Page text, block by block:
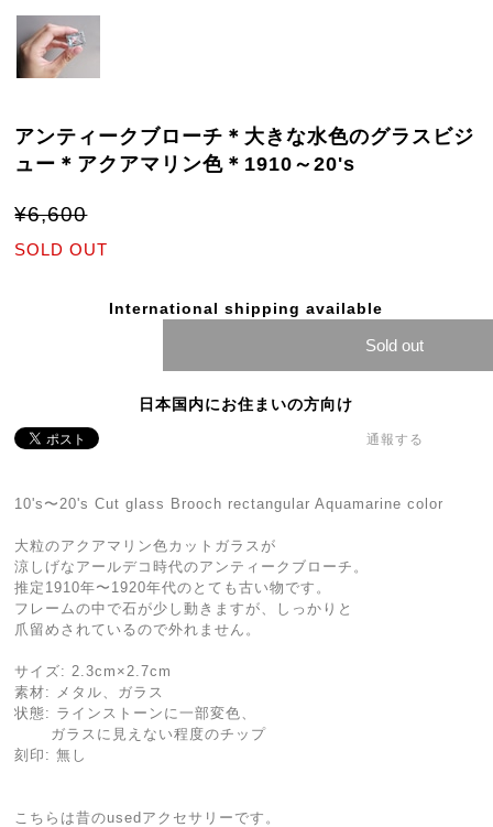
アンティークブローチ＊大きな水色のグラスビジ
ュー＊アクアマリン色＊1910～20's
¥6,600
SOLD OUT
International shipping available
Sold out
日本国内にお住まいの方向け
通報する
10's〜20's Cut glass Brooch rectangular Aquamarine color
大粒のアクアマリン色カットガラスが
涼しげなアールデコ時代のアンティークブローチ。
推定1910年〜1920年代のとても古い物です。
フレームの中で石が少し動きますが、しっかりと
爪留めされているので外れません。
サイズ: 2.3cm×2.7cm
素材: メタル、ガラス
状態: ラインストーンに一部変色、
ガラスに見えない程度のチップ
刻印: 無し
こちらは昔のusedアクセサリーです。